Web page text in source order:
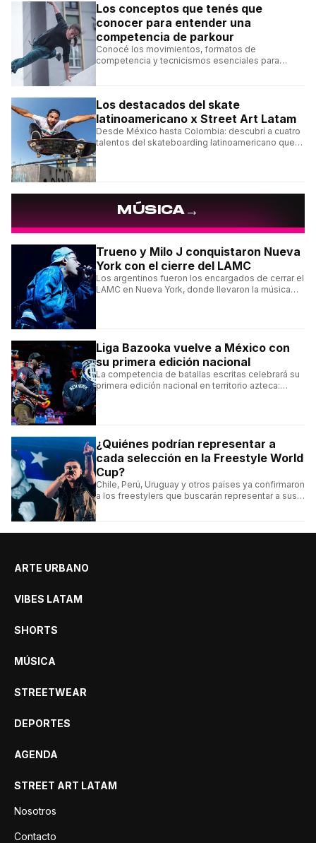
Los conceptos que tenés que
conocer para entender una
competencia de parkour
Conocé los movimientos, formatos de
competencia y tecnicismos esenciales para
Los destacados del skate
latinoamericano x Street Art Latam
Desde México hasta Colombia: descubrí a cuatro
talentos del skateboarding latinoamericano que
MÚSICA→
Trueno y Milo J conquistaron Nueva
York con el cierre del LAMC
Los argentinos fueron los encargados de cerrar el
LAMC en Nueva York, donde llevaron la música
Liga Bazooka vuelve a México con
su primera edición nacional
La competencia de batallas escritas celebrará su
primera edición nacional en territorio azteca:
¿Quiénes podrían representar a
cada selección en la Freestyle World
Cup?
Chile, Perú, Uruguay y otros países ya confirmaron
a los freestylers que buscarán representar a sus
ARTE URBANO
VIBES LATAM
SHORTS
MÚSICA
STREETWEAR
DEPORTES
AGENDA
STREET ART LATAM
Nosotros
Contacto